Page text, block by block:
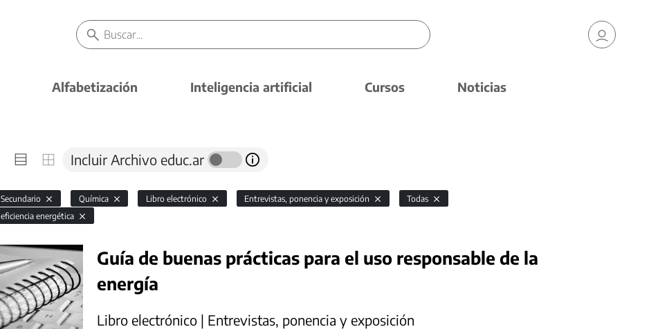
Alfabetización Inteligencia artificial Cursos Noticias
Incluir Archivo educ.ar
Secundario Química Libro electrónico Entrevistas, ponencia y exposición
Todas
eficiencia energética
Guía de buenas prácticas para el uso responsable de la
energía
Libro electrónico | Entrevistas, ponencia y exposición